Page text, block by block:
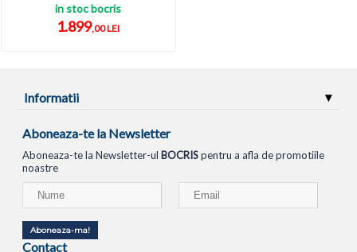
in stoc bocris
1.899,00 LEI
Informatii
Aboneaza-te la Newsletter
Aboneaza-te la Newsletter-ul BOCRISpentru a afla de promotiile
noastre
Aboneaza-ma!
Contact